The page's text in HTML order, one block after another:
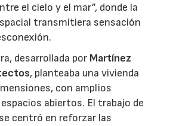
el cielo y el mar”, donde la
transmitiera sensación
desarrollada por Martínez
, planteaba una vivienda
con amplios
abiertos. El trabajo de
centró en reforzar las